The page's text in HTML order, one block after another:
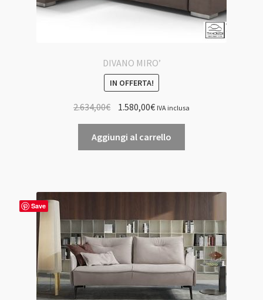
DIVANO MIRO’
IN OFFERTA!
2.634,00€
originale
era:
1.580,00€Il
attuale
è:
IVA inclusa
Aggiungi al carrello
Save